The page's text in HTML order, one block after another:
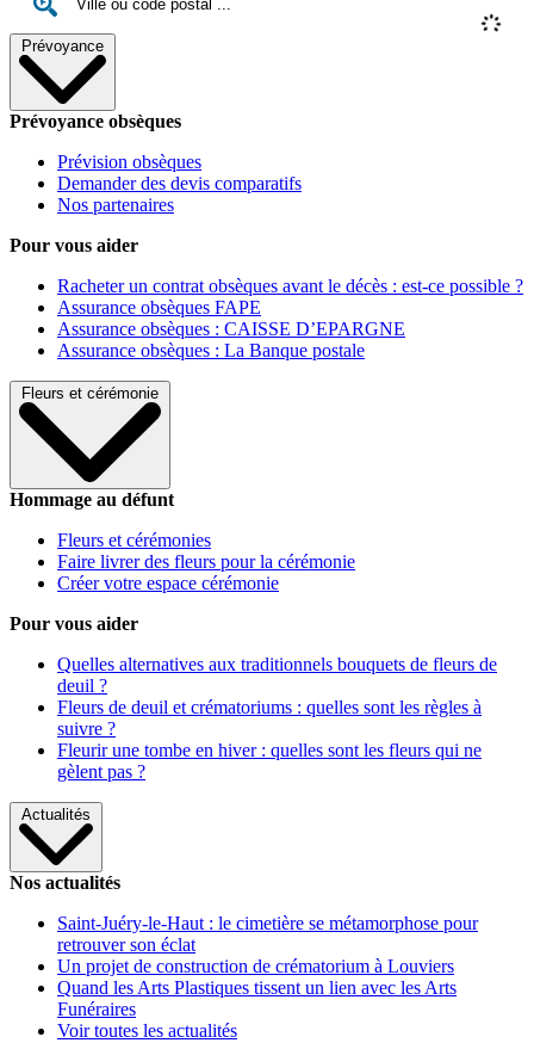
Prévoyance
Prévoyance obsèques
Prévision obsèques
Demander des devis comparatifs
Nos partenaires
Pour vous aider
Racheter un contrat obsèques avant le décès : est-ce possible ?
Assurance obsèques FAPE
Assurance obsèques : CAISSE D’EPARGNE
Assurance obsèques : La Banque postale
Fleurs et cérémonie
Hommage au défunt
Fleurs et cérémonies
Faire livrer des fleurs pour la cérémonie
Créer votre espace cérémonie
Pour vous aider
Quelles alternatives aux traditionnels bouquets de fleurs de
deuil ?
Fleurs de deuil et crématoriums : quelles sont les règles à
suivre ?
Fleurir une tombe en hiver : quelles sont les fleurs qui ne
gèlent pas ?
Actualités
Nos actualités
Saint-Juéry-le-Haut : le cimetière se métamorphose pour
retrouver son éclat
Un projet de construction de crématorium à Louviers
Quand les Arts Plastiques tissent un lien avec les Arts
Funéraires
Voir toutes les actualités